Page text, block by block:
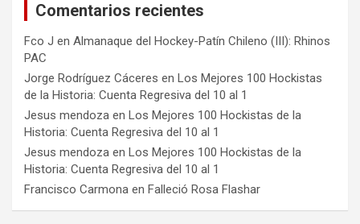
Comentarios recientes
Fco J en Almanaque del Hockey-Patín Chileno (III): Rhinos
PAC
Jorge Rodríguez Cáceres en Los Mejores 100 Hockistas
de la Historia: Cuenta Regresiva del 10 al 1
Jesus mendoza en Los Mejores 100 Hockistas de la
Historia: Cuenta Regresiva del 10 al 1
Jesus mendoza en Los Mejores 100 Hockistas de la
Historia: Cuenta Regresiva del 10 al 1
Francisco Carmona en Falleció Rosa Flashar